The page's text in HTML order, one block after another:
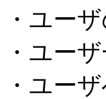
・ユー
・ユー
・ユー